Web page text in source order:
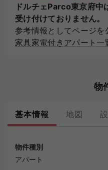
ドルチェParco東京府中
受け付けておりません。
参考情報としてページを
家具家電付きアパート一
物
基本情報 地図
物件種別
アパート